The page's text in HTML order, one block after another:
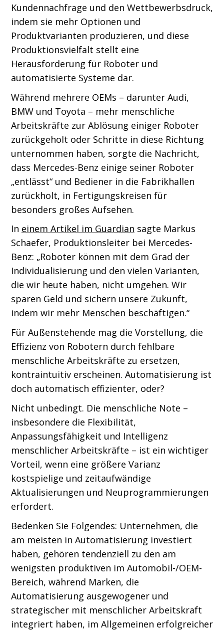
Kundennachfrage und den Wettbewerbsdruck,
indem sie mehr Optionen und
Produktvarianten produzieren, und diese
Produktionsvielfalt stellt eine
Herausforderung für Roboter und
automatisierte Systeme dar.
Während mehrere OEMs – darunter Audi,
BMW und Toyota – mehr menschliche
Arbeitskräfte zur Ablösung einiger Roboter
zurückgeholt oder Schritte in diese Richtung
unternommen haben, sorgte die Nachricht,
dass Mercedes-Benz einige seiner Roboter
„entlässt“ und Bediener in die Fabrikhallen
zurückholt, in Fertigungskreisen für
besonders großes Aufsehen.
In einem Artikel im Guardian sagte Markus
Schaefer, Produktionsleiter bei Mercedes-
Benz: „Roboter können mit dem Grad der
Individualisierung und den vielen Varianten,
die wir heute haben, nicht umgehen. Wir
sparen Geld und sichern unsere Zukunft,
indem wir mehr Menschen beschäftigen.“
Für Außenstehende mag die Vorstellung, die
Effizienz von Robotern durch fehlbare
menschliche Arbeitskräfte zu ersetzen,
kontraintuitiv erscheinen. Automatisierung ist
doch automatisch effizienter, oder?
Nicht unbedingt. Die menschliche Note –
insbesondere die Flexibilität,
Anpassungsfähigkeit und Intelligenz
menschlicher Arbeitskräfte – ist ein wichtiger
Vorteil, wenn eine größere Varianz
kostspielige und zeitaufwändige
Aktualisierungen und Neuprogrammierungen
erfordert.
Bedenken Sie Folgendes: Unternehmen, die
am meisten in Automatisierung investiert
haben, gehören tendenziell zu den am
wenigsten produktiven im Automobil-/OEM-
Bereich, während Marken, die
Automatisierung ausgewogener und
strategischer mit menschlicher Arbeitskraft
integriert haben, im Allgemeinen erfolgreicher